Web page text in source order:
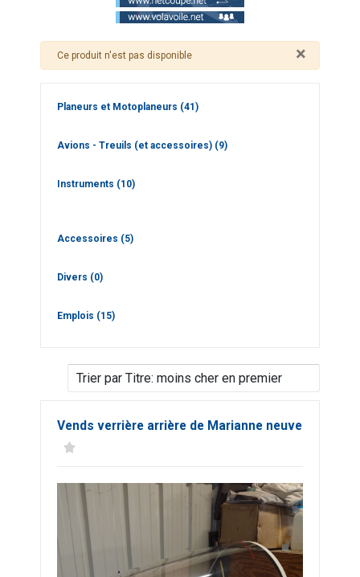
×
Alerte
Ce produit n'est pas disponible
Planeurs et Motoplaneurs (41)
Avions - Treuils (et accessoires) (9)
Instruments (10)
Accessoires (5)
Divers (0)
Emplois (15)
Vends verrière arrière de Marianne neuve